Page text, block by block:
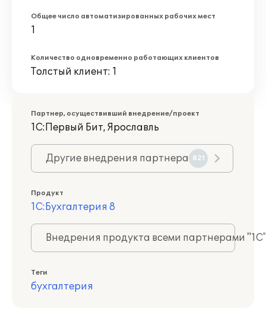
Общее число автоматизированных рабочих мест
1
Количество одновременно работающих клиентов
Толстый клиент: 1
Партнер, осуществивший внедрение/проект
1С:Первый Бит, Ярославль
Другие внедрения партнера 821
Продукт
1С:Бухгалтерия 8
Внедрения продукта всеми партнерами
Теги
бухгалтерия